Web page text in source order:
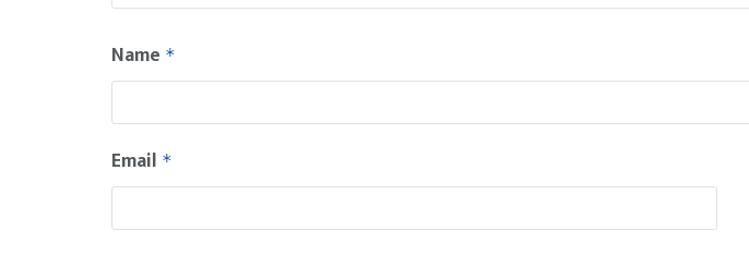
Name *
Email *